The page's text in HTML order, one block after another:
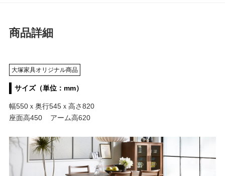
商品詳細
大塚家具オリジナル商品
サイズ（単位：mm）
幅550ｘ奥行545ｘ高さ820
座面高450 アーム高620